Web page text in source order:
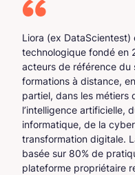
Liora (ex
technologique fondé en
acteurs de référence du
formations à distance,
partiel, dans les métiers
l’intelligence artificielle,
informatique, de la
transformation digitale.
basée sur 80% de
plateforme propriétaire